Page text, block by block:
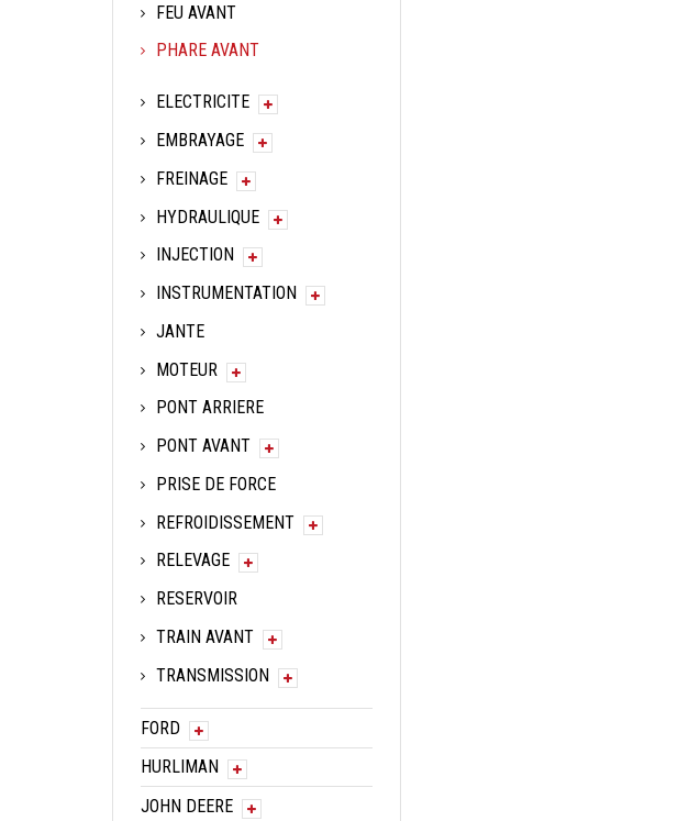
FEU AVANT
PHARE AVANT
ELECTRICITE
EMBRAYAGE
FREINAGE
HYDRAULIQUE
INJECTION
INSTRUMENTATION
JANTE
MOTEUR
PONT ARRIERE
PONT AVANT
PRISE DE FORCE
REFROIDISSEMENT
RELEVAGE
RESERVOIR
TRAIN AVANT
TRANSMISSION
FORD
HURLIMAN
JOHN DEERE